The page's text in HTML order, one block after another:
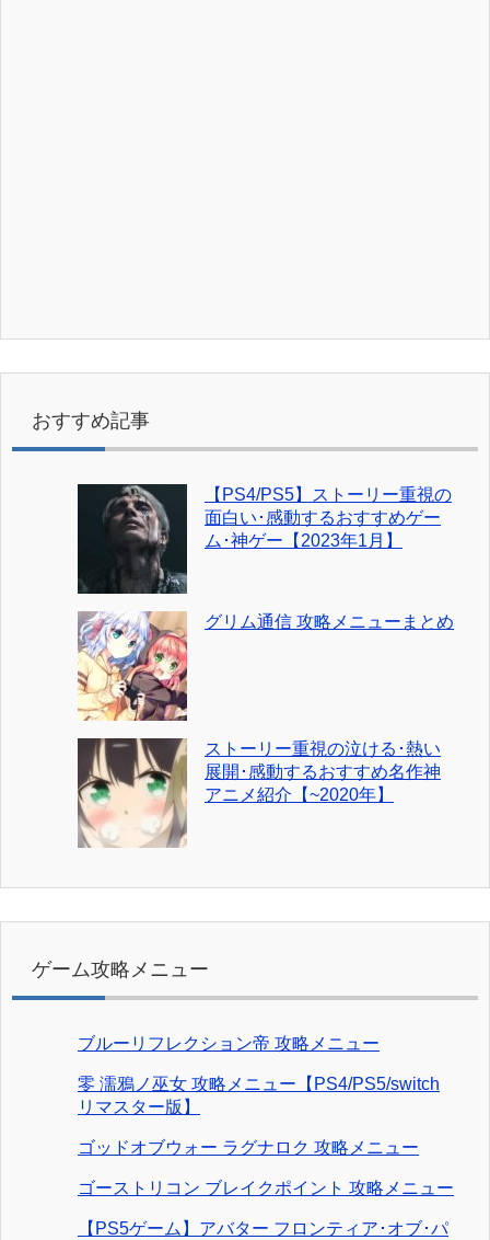
おすすめ記事
【PS4/PS5】ストーリー重視の
面白い･感動するおすすめゲー
ム･神ゲー【2023年1月】
グリム通信 攻略メニューまとめ
ストーリー重視の泣ける･熱い
展開･感動するおすすめ名作神
アニメ紹介【~2020年】
ゲーム攻略メニュー
ブルーリフレクション帝 攻略メニュー
零 濡鴉ノ巫女 攻略メニュー【PS4/PS5/switch
リマスター版】
ゴッドオブウォー ラグナロク 攻略メニュー
ゴーストリコン ブレイクポイント 攻略メニュー
【PS5ゲーム】アバター フロンティア･オブ･パ